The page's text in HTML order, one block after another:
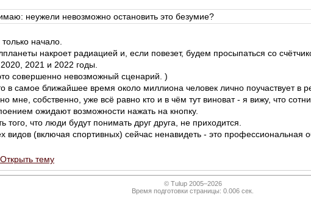
неужели невозможно остановить это безумие?
начало.
накроет радиацией и, если повезет, будем просыпаться со
2021 и 2022 годы.
совершенно невозможный сценарий. )
в самое ближайшее время около миллиона человек лично поучаствует в
мне, собственно, уже всё равно кто и в чём тут виноват - я вижу, что
ожидают возможности нажать на кнопку.
того, что люди будут понимать друг друга, не приходится.
видов (включая спортивных) сейчас ненавидеть - это профессиональная
Открыть тему
© Tulup 2005–2026
Время подготовки страницы: 0.006 сек.